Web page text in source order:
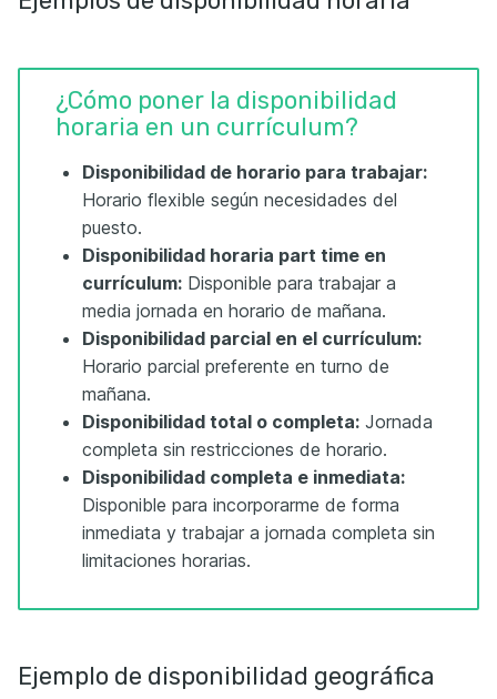
¿Cómo poner la disponibilidad
horaria en un currículum?
Disponibilidad de horario para trabajar:
Horario flexible según necesidades del
puesto.
Disponibilidad horaria part time en
currículum: Disponible para trabajar a
media jornada en horario de mañana.
Disponibilidad parcial en el currículum:
Horario parcial preferente en turno de
mañana.
Disponibilidad total o completa: Jornada
completa sin restricciones de horario.
Disponibilidad completa e inmediata:
Disponible para incorporarme de forma
inmediata y trabajar a jornada completa sin
limitaciones horarias.
Ejemplo de disponibilidad geográfica